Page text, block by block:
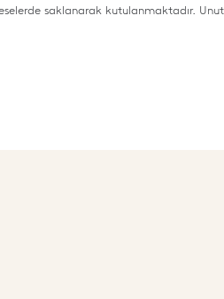
saklanarak kutulanmaktadır.